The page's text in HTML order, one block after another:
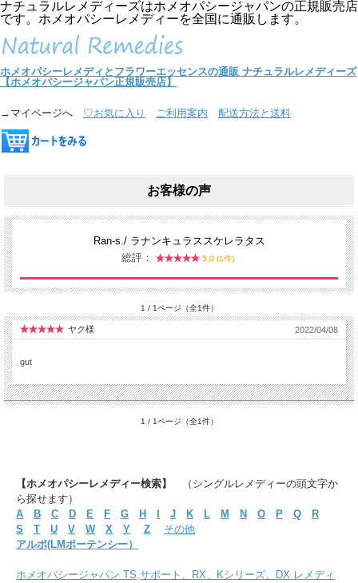
ナチュラルレメディーズはホメオパシージャパンの正規販売店
です。ホメオパシーレメディーを全国に通販します。
ホメオパシーレメディとフラワーエッセンスの通販 ナチュラルレメディーズ
【ホメオパシージャパン正規販売店】
→マイページへ ♡お気に入り ご利用案内 配送方法と送料
お客様の声
Ran-s./ ラナンキュラススケレラタス
総評：
5.0 (1件)
1 / 1ページ（全1件）
ヤク様 2022/04/08
gut
1 / 1ページ（全1件）
【ホメオパシーレメディー検索】
（シングルレメディーの頭文字か
ら探せます）
A
B C D E F G H J K L M N O P Q
R
S
T U V W X Y Z
その他
アルポ(LMポーテンシー）
ホメオパシージャパン TS,サポート、RX、Kシリーズ、DX レメディ